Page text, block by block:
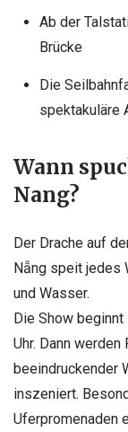
Ab der
Brücke
Die
spektakuläre
Wann
Nang?
Der Drache auf
Nẵng speit jedes
und Wasser.
Die Show
Uhr. Dann
beeindruckender
inszeniert.
Uferpromenaden